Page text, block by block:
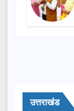
उत्तराखंड